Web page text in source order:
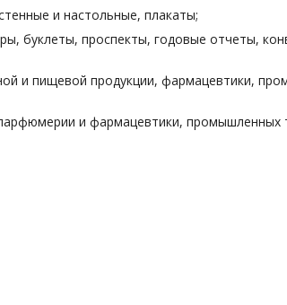
и настольные, плакаты;
буклеты, проспекты, годовые отчеты,
и пищевой продукции, фармацевтики,
и фармацевтики, промышленных